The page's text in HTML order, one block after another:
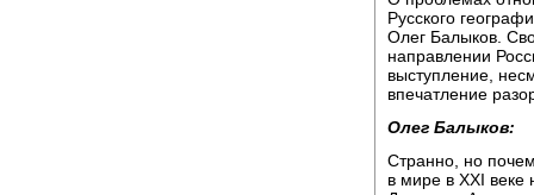
Русского
Олег Балыков.
направлении
выступление,
впечатление
Олег Балыков:
Странно, но
в мире в XXI веке